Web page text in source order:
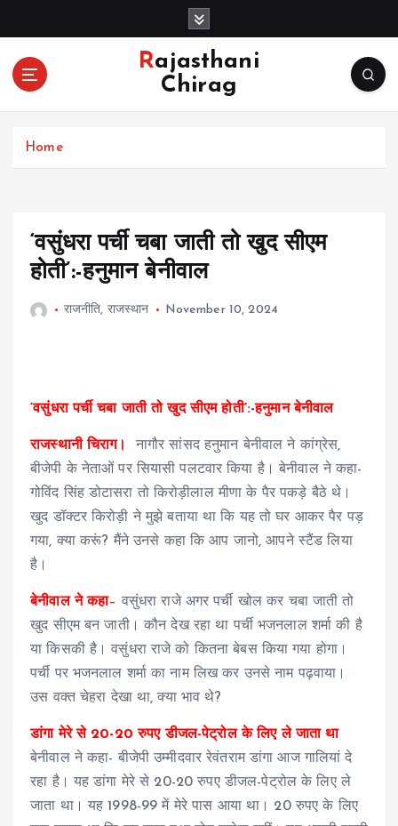
o
Rajasthani
Chirag
Home
‘वसुंधरा पर्ची चबा जाती तो खुद सीएम
होती’:-हनुमान बेनीवाल
राजनीति, राजस्थान November 10, 2024
‘वसुंधरा पर्ची चबा जाती तो खुद सीएम होती’:-हनुमान बेनीवाल
राजस्थानी चिराग।
नागौर सांसद हनुमान बेनीवाल ने कांग्रेस,
बीजेपी के नेताओं पर सियासी पलटवार किया है। बेनीवाल ने कहा-
गोविंद सिंह डोटासरा तो किरोड़ीलाल मीणा के पैर पकड़े बैठे थे।
खुद डॉक्टर किरोड़ी ने मुझे बताया था कि यह तो घर आकर पैर पड़
गया, क्या करूं? मैंने उनसे कहा कि आप जानो, आपने स्टैंड लिया
है।
बेनीवाल ने कहा– वसुंधरा राजे अगर पर्ची खोल कर चबा जाती तो
खुद सीएम बन जाती। कौन देख रहा था पर्ची भजनलाल शर्मा की है
या किसकी है। वसुंधरा राजे को कितना बेबस किया गया होगा।
पर्ची पर भजनलाल शर्मा का नाम लिख कर उनसे नाम पढ़वाया।
उस वक्त चेहरा देखा था, क्या भाव थे?
डांगा मेरे से 20-20 रुपए डीजल-पेट्रोल के लिए ले जाता था
बेनीवाल ने कहा- बीजेपी उम्मीदवार रेवंतराम डांगा आज गालियां दे
रहा है। यह डांगा मेरे से 20-20 रुपए डीजल-पेट्रोल के लिए ले
जाता था। यह 1998-99 में मेरे पास आया था। 20 रुपए के लिए